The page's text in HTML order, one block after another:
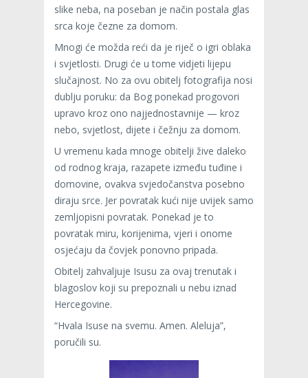
slike neba, na poseban je način postala glas
srca koje čezne za domom.
Mnogi će možda reći da je riječ o igri oblaka
i svjetlosti. Drugi će u tome vidjeti lijepu
slučajnost. No za ovu obitelj fotografija nosi
dublju poruku: da Bog ponekad progovori
upravo kroz ono najjednostavnije — kroz
nebo, svjetlost, dijete i čežnju za domom.
U vremenu kada mnoge obitelji žive daleko
od rodnog kraja, razapete između tuđine i
domovine, ovakva svjedočanstva posebno
diraju srce. Jer povratak kući nije uvijek samo
zemljopisni povratak. Ponekad je to
povratak miru, korijenima, vjeri i onome
osjećaju da čovjek ponovno pripada.
Obitelj zahvaljuje Isusu za ovaj trenutak i
blagoslov koji su prepoznali u nebu iznad
Hercegovine.
“Hvala Isuse na svemu. Amen. Aleluja”,
poručili su.